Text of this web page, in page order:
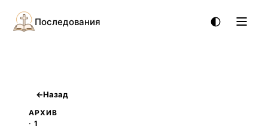
Последования
←Назад
АРХИВ
· 1